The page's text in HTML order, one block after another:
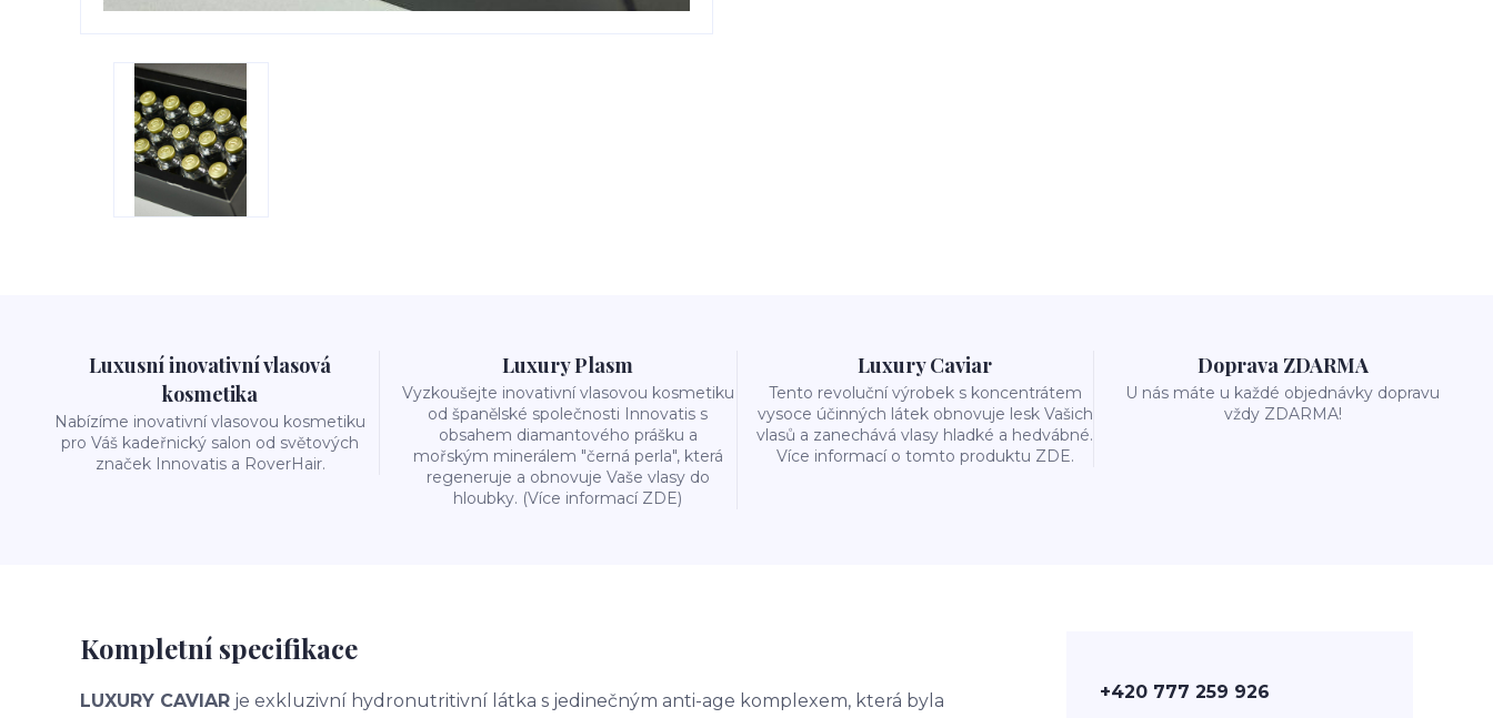
Luxusní inovativní vlasová
kosmetika
Nabízíme inovativní vlasovou kosmetiku
pro Váš kadeřnický salon od světových
značek Innovatis a RoverHair.
Luxury Plasm
Vyzkoušejte inovativní vlasovou kosmetiku
od španělské společnosti Innovatis s
obsahem diamantového prášku a
mořským minerálem "černá perla", která
regeneruje a obnovuje Vaše vlasy do
hloubky. (Více informací ZDE)
Luxury Caviar
Tento revoluční výrobek s koncentrátem
vysoce účinných látek obnovuje lesk Vašich
vlasů a zanechává vlasy hladké a hedvábné.
Více informací o tomto produktu ZDE.
Doprava ZDARMA
U nás máte u každé objednávky dopravu
vždy ZDARMA!
Kompletní specifikace
LUXURY CAVIAR je exkluzivní hydronutritivní látka s jedinečným anti-age komplexem, která byla
+420 777 259 926